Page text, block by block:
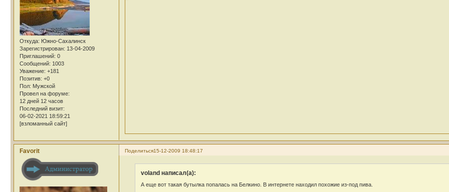
Откуда: Южно-Сахалинск
Зарегистрирован: 13-04-2009
Приглашений: 0
Сообщений: 1003
Уважение: +181
Позитив: +0
Пол: Мужской
Провел на форуме:
12 дней 12 часов
Последний визит:
06-02-2021 18:59:21
[взломанный сайт]
Поделиться15-12-2009 18:48:17
Favorit
voland написал(а):
А еще вот такая бутылка попалась на Белкино. В интернете находил похожие из-под пива.